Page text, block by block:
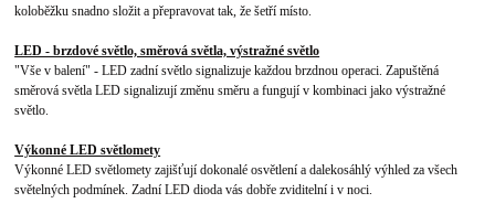
koloběžku snadno složit a přepravovat tak, že šetří místo.
LED - brzdové světlo, směrová světla, výstražné světlo
"Vše v balení" - LED zadní světlo signalizuje každou brzdnou operaci. Zapuštěná
směrová světla LED signalizují změnu směru a fungují v kombinaci jako výstražné
světlo.
Výkonné LED světlomety
Výkonné LED světlomety zajišťují dokonalé osvětlení a dalekosáhlý výhled za všech
světelných podmínek. Zadní LED dioda vás dobře zviditelní i v noci.